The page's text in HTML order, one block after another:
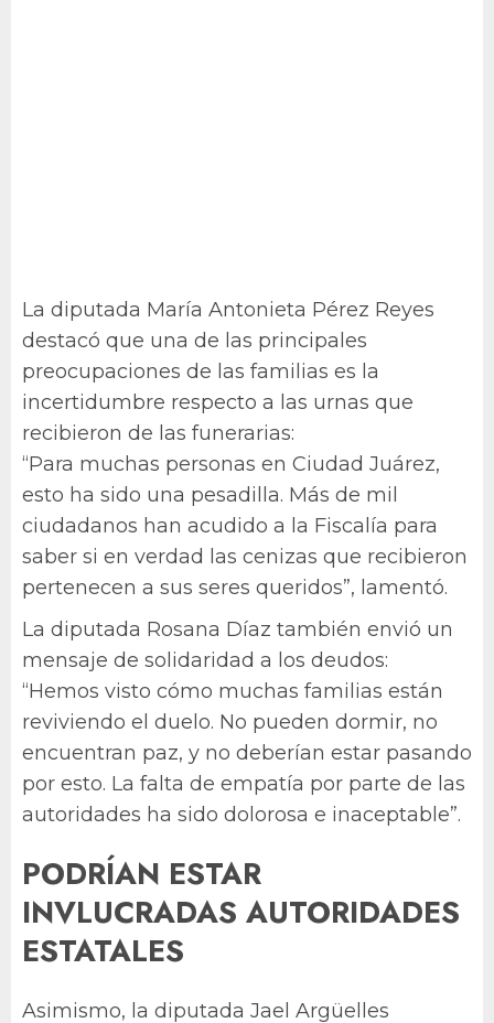
La diputada María Antonieta Pérez Reyes
destacó que una de las principales
preocupaciones de las familias es la
incertidumbre respecto a las urnas que
recibieron de las funerarias:
“Para muchas personas en Ciudad Juárez,
esto ha sido una pesadilla. Más de mil
ciudadanos han acudido a la Fiscalía para
saber si en verdad las cenizas que recibieron
pertenecen a sus seres queridos”, lamentó.
La diputada Rosana Díaz también envió un
mensaje de solidaridad a los deudos:
“Hemos visto cómo muchas familias están
reviviendo el duelo. No pueden dormir, no
encuentran paz, y no deberían estar pasando
por esto. La falta de empatía por parte de las
autoridades ha sido dolorosa e inaceptable”.
PODRÍAN ESTAR
INVLUCRADAS AUTORIDADES
ESTATALES
Asimismo, la diputada Jael Argüelles